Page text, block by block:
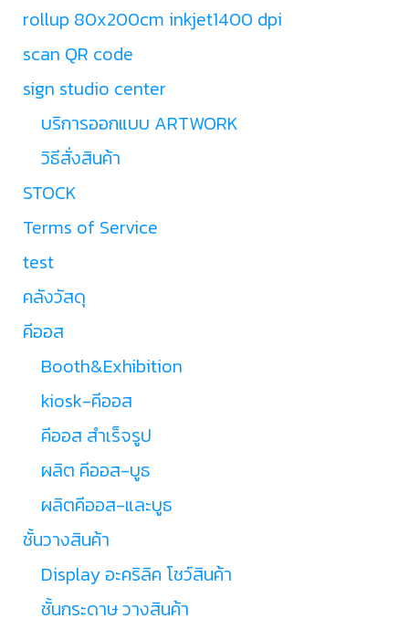
rollup 80x200cm inkjet1400 dpi
scan QR code
sign studio center
บริการออกแบบ ARTWORK
วิธีสั่งสินค้า
STOCK
Terms of Service
test
คลังวัสดุ
คีออส
Booth&Exhibition
kiosk-คีออส
คีออส สำเร็จรูป
ผลิต คีออส-บูธ
ผลิตคีออส-และบูธ
ชั้นวางสินค้า
Display อะคริลิค โชว์สินค้า
ชั้นกระดาษ วางสินค้า